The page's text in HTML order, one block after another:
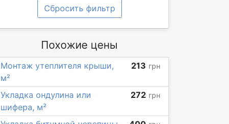
Сбросить фильтр
Похожие цены
Монтаж утеплителя крыши,
м²
213 грн
Укладка ондулина или
шифера, м²
272 грн